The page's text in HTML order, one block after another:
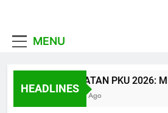
MENU
HEADLINES
CATATAN PKU 2026:
1 Hari Ago